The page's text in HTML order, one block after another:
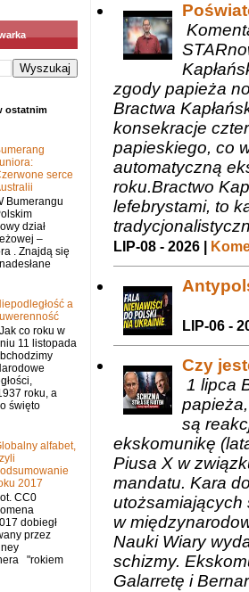
zgody papieża
Bractwa
konsekracje
papieskiego, co
automatyczną
roku.Bractwo
lefebrystami, to
LIP-08 - 2026 |
LIP-06 -
Czy
1 lipca
są
ekskomunikę
Piusa X w
mandatu. Kara
utożsamiających
w
Nauki Wiary
schizmy.
Galarretę i
ostatnim
serce
Bumerangu
dział
–
. Znajdą się
a
Jak co roku w
11 listopada
roku, a
święto
alfabet,
2017
CC0
dobiegł
przez
"rokiem